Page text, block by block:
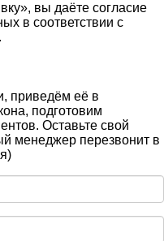
вы даёте согласие
в соответствии с
.
приведём её в
подготовим
Оставьте свой
менеджер перезвонит в